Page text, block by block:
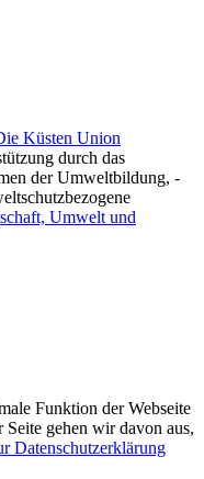
Küsten Union
durch das
der Umweltbildung, -
Umwelt und
Funktion der Webseite
gehen wir davon aus,
Datenschutzerklärung